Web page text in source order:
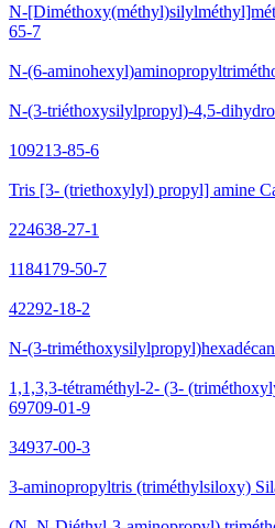
N-
65-7
N-(6-
N-(3-triéthoxysilylpropyl)-4,5-
109213-85-6
Tris [3- (triethoxylyl) propyl] amine
224638-27-1
1184179-50-7
42292-18-2
N-(3-
1,1,3,3-tétraméthyl-2- (3-
69709-01-9
34937-00-3
3-aminopropyltris (triméthylsiloxy)